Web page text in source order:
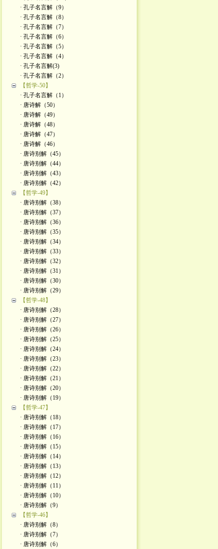
· 孔子名言解（9）
· 孔子名言解（8）
· 孔子名言解（7）
· 孔子名言解（6）
· 孔子名言解（5）
· 孔子名言解（4）
· 孔子名言解(3)
· 孔子名言解（2）
【哲学-50】
· 孔子名言解（1）
· 唐诗解（50）
· 唐诗解（49）
· 唐诗解（48）
· 唐诗解（47）
· 唐诗解（46）
· 唐诗别解（45）
· 唐诗别解（44）
· 唐诗别解（43）
· 唐诗别解（42）
【哲学-49】
· 唐诗别解（38）
· 唐诗别解（37）
· 唐诗别解（36）
· 唐诗别解（35）
· 唐诗别解（34）
· 唐诗别解（33）
· 唐诗别解（32）
· 唐诗别解（31）
· 唐诗别解（30）
· 唐诗别解（29）
【哲学-48】
· 唐诗别解（28）
· 唐诗别解（27）
· 唐诗别解（26）
· 唐诗别解（25）
· 唐诗别解（24）
· 唐诗别解（23）
· 唐诗别解（22）
· 唐诗别解（21）
· 唐诗别解（20）
· 唐诗别解（19）
【哲学-47】
· 唐诗别解（18）
· 唐诗别解（17）
· 唐诗别解（16）
· 唐诗别解（15）
· 唐诗别解（14）
· 唐诗别解（13）
· 唐诗别解（12）
· 唐诗别解（11）
· 唐诗别解（10）
· 唐诗别解（9）
【哲学-46】
· 唐诗别解（8）
· 唐诗别解（7）
· 唐诗别解（6）